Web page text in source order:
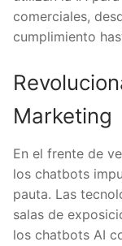
comerciales,
cumplimiento
Marketing
En el frente de
los chatbots
pauta. Las
salas de
los chatbots AI